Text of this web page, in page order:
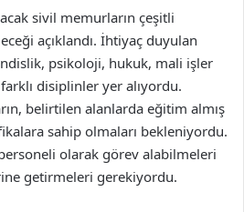
sivil memurların çeşitli
açıklandı. İhtiyaç duyulan
psikoloji, hukuk, mali işler
disiplinler yer alıyordu.
belirtilen alanlarda eğitim almış
sahip olmaları bekleniyordu.
olarak görev alabilmeleri
getirmeleri gerekiyordu.